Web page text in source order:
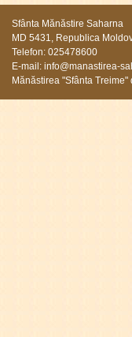
Sfânta Mănăstire Saharna
MD 5431, Republica
Telefon: 025478600
E-mail: info@manastirea-
Mănăstirea "Sfânta